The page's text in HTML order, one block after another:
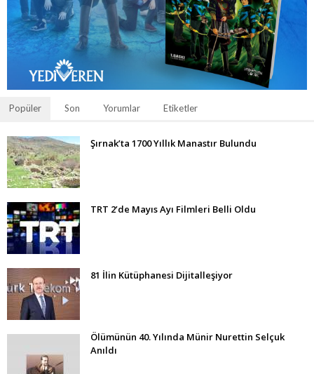
Popüler Son Yorumlar Etiketler
Şırnak’ta 1700 Yıllık Manastır Bulundu
TRT 2’de Mayıs Ayı Filmleri Belli Oldu
81 İlin Kütüphanesi Dijitalleşiyor
Ölümünün 40. Yılında Münir Nurettin Selçuk
Anıldı